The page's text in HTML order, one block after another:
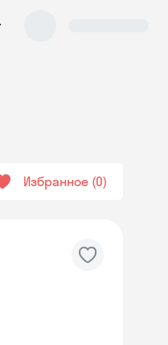
Избранное 0